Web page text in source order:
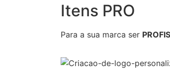
Itens PRO
Para a sua marca ser